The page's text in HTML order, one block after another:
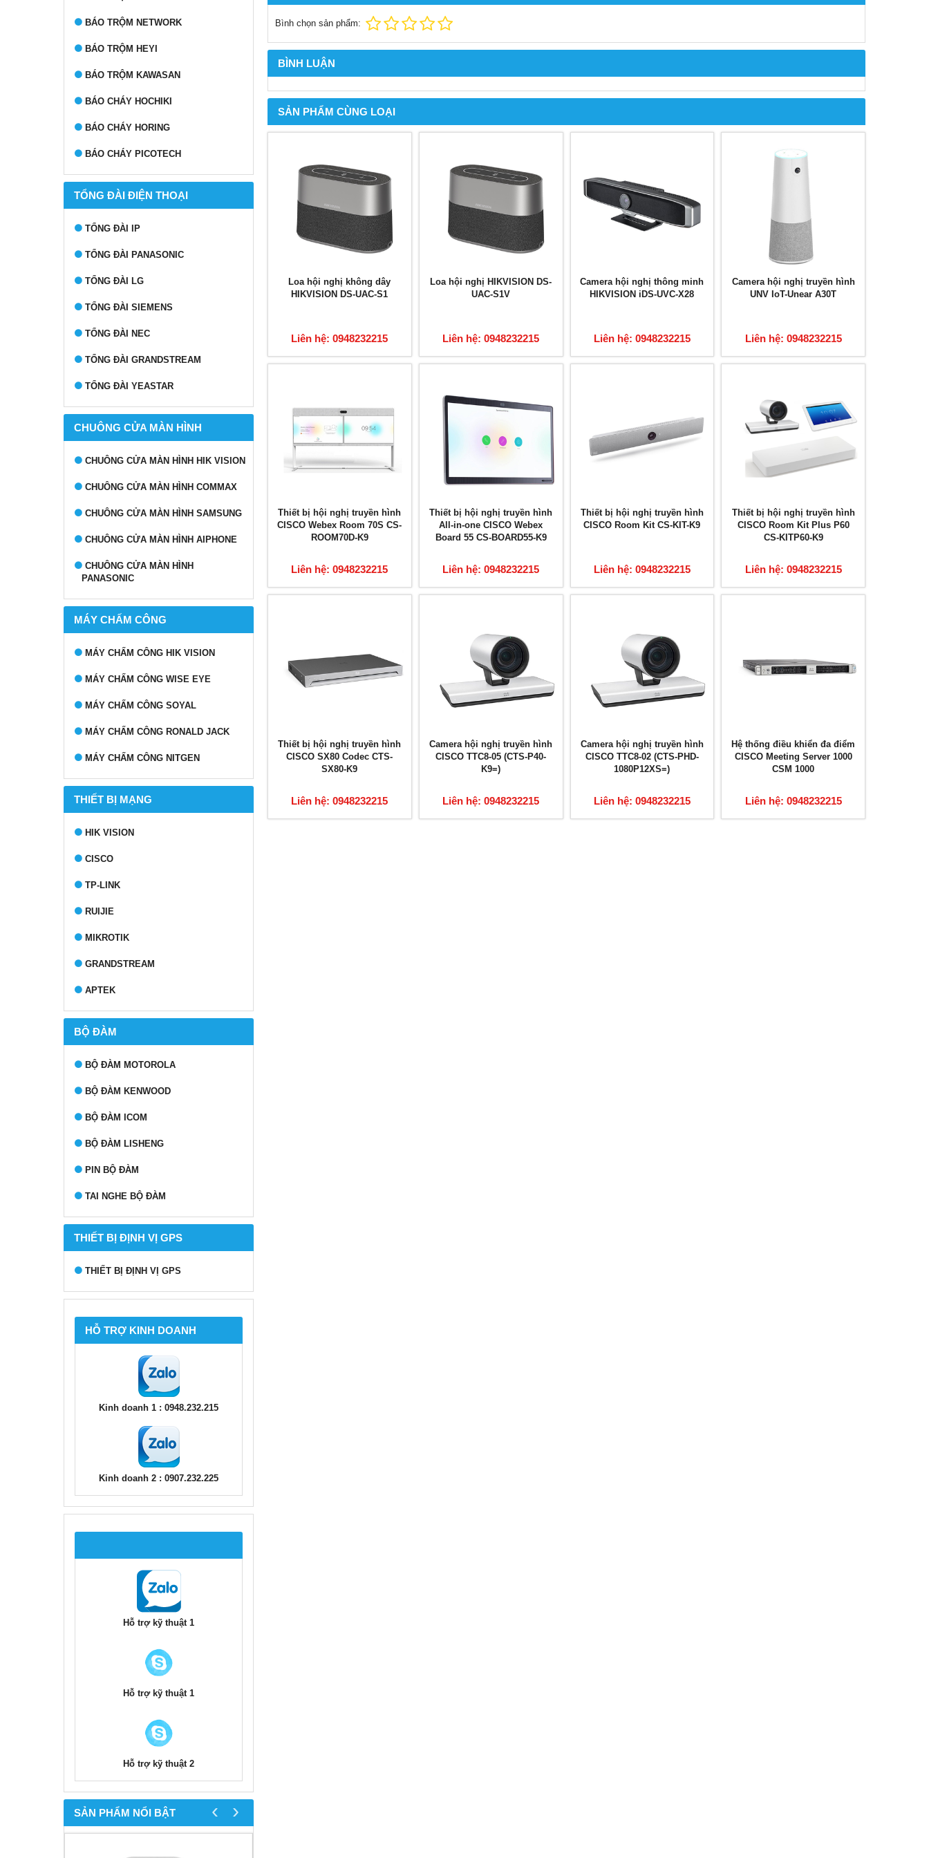
BÁO TRỘM NETWORK
BÁO TRỘM HEYI
BÁO TRỘM KAWASAN
BÁO CHÁY HOCHIKI
BÁO CHÁY HORING
BÁO CHÁY PICOTECH
TỔNG ĐÀI ĐIỆN THOẠI
TỔNG ĐÀI IP
TỔNG ĐÀI PANASONIC
TỔNG ĐÀI LG
TỔNG ĐÀI SIEMENS
TỔNG ĐÀI NEC
TỔNG ĐÀI GRANDSTREAM
TỔNG ĐÀI YEASTAR
CHUÔNG CỬA MÀN HÌNH
CHUÔNG CỬA MÀN HÌNH HIK VISION
CHUÔNG CỬA MÀN HÌNH COMMAX
CHUÔNG CỬA MÀN HÌNH SAMSUNG
CHUÔNG CỬA MÀN HÌNH AIPHONE
CHUÔNG CỬA MÀN HÌNH
PANASONIC
MÁY CHẤM CÔNG
MÁY CHẤM CÔNG HIK VISION
MÁY CHẤM CÔNG WISE EYE
MÁY CHẤM CÔNG SOYAL
MÁY CHẤM CÔNG RONALD JACK
MÁY CHẤM CÔNG NITGEN
THIẾT BỊ MẠNG
HIK VISION
CISCO
TP-LINK
RUIJIE
MIKROTIK
GRANDSTREAM
APTEK
BỘ ĐÀM
BỘ ĐÀM MOTOROLA
BỘ ĐÀM KENWOOD
BỘ ĐÀM ICOM
BỘ ĐÀM LISHENG
PIN BỘ ĐÀM
TAI NGHE BỘ ĐÀM
THIẾT BỊ ĐỊNH VỊ GPS
THIẾT BỊ ĐỊNH VỊ GPS
HỖ TRỢ KINH DOANH
Kinh doanh 1 : 0948.232.215
Kinh doanh 2 : 0907.232.225
Hỗ trợ kỹ thuật 1
Hỗ trợ kỹ thuật 1
Hỗ trợ kỹ thuật 2
SẢN PHẨM NỔI BẬT ‹ ›
Bình chọn sản phẩm:
BÌNH LUẬN
SẢN PHẨM CÙNG LOẠI
Loa hội nghị không dây
HIKVISION DS-UAC-S1
Liên hệ: 0948232215
Loa hội nghị HIKVISION DS-
UAC-S1V
Liên hệ: 0948232215
Camera hội nghị thông minh
HIKVISION iDS-UVC-X28
Liên hệ: 0948232215
Camera hội nghị truyền hình
UNV IoT-Unear A30T
Liên hệ: 0948232215
Thiết bị hội nghị truyền hình
CISCO Webex Room 70S CS-
ROOM70D-K9
Liên hệ: 0948232215
Thiết bị hội nghị truyền hình
All-in-one CISCO Webex
Board 55 CS-BOARD55-K9
Liên hệ: 0948232215
Thiết bị hội nghị truyền hình
CISCO Room Kit CS-KIT-K9
Liên hệ: 0948232215
Thiết bị hội nghị truyền hình
CISCO Room Kit Plus P60
CS-KITP60-K9
Liên hệ: 0948232215
Thiết bị hội nghị truyền hình
CISCO SX80 Codec CTS-
SX80-K9
Liên hệ: 0948232215
Camera hội nghị truyền hình
CISCO TTC8-05 (CTS-P40-
K9=)
Liên hệ: 0948232215
Camera hội nghị truyền hình
CISCO TTC8-02 (CTS-PHD-
1080P12XS=)
Liên hệ: 0948232215
Hệ thống điều khiển đa điểm
CISCO Meeting Server 1000
CSM 1000
Liên hệ: 0948232215